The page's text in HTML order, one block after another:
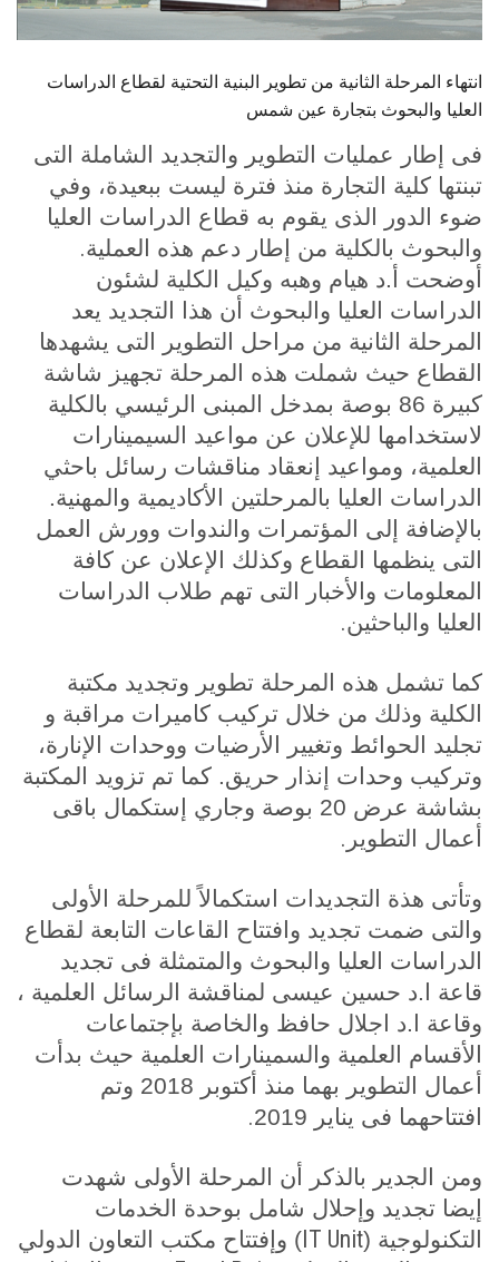
الموظفون
الزائـرون
سجل الان
انتهاء المرحلة الثانية من تطوير البنية التحتية لقطاع الدراسات
العليا والبحوث بتجارة عين شمس
فى إطار عمليات التطوير والتجديد الشاملة التى
تبنتها كلية التجارة منذ فترة ليست ببعيدة، وفي
ضوء الدور الذى يقوم به قطاع الدراسات العليا
والبحوث بالكلية من إطار دعم هذه العملية.
أوضحت أ.د هيام وهبه وكيل الكلية لشئون
الدراسات العليا والبحوث أن هذا التجديد يعد
المرحلة الثانية من مراحل التطوير التى يشهدها
القطاع حيث شملت هذه المرحلة تجهيز شاشة
كبيرة 86 بوصة بمدخل المبنى الرئيسي بالكلية
لاستخدامها للإعلان عن مواعيد السيمينارات
العلمية، ومواعيد إنعقاد مناقشات رسائل باحثي
الدراسات العليا بالمرحلتين الأكاديمية والمهنية.
بالإضافة إلى المؤتمرات والندوات وورش العمل
التى ينظمها القطاع وكذلك الإعلان عن كافة
المعلومات والأخبار التى تهم طلاب الدراسات
العليا والباحثين.
كما تشمل هذه المرحلة تطوير وتجديد مكتبة
الكلية وذلك من خلال تركيب كاميرات مراقبة و
تجليد الحوائط وتغيير الأرضيات ووحدات الإنارة،
وتركيب وحدات إنذار حريق. كما تم تزويد المكتبة
بشاشة عرض 20 بوصة وجاري إستكمال باقى
أعمال التطوير .
وتأتى هذة التجديدات استكمالاً للمرحلة الأولى
والتى ضمت تجديد وافتتاح القاعات التابعة لقطاع
الدراسات العليا والبحوث والمتمثلة فى تجديد
قاعة ا.د حسين عيسى لمناقشة الرسائل العلمية ،
وقاعة ا.د اجلال حافظ والخاصة بإجتماعات
الأقسام العلمية والسمينارات العلمية حيث بدأت
أعمال التطوير بهما منذ أكتوبر 2018 وتم
افتتاحهما فى يناير 2019
.
ومن الجدير بالذكر أن المرحلة الأولى شهدت
إيضا تجديد وإحلال شامل بوحدة الخدمات
التكنولوجية (IT Unit) وإفتتاح مكتب التعاون الدولي